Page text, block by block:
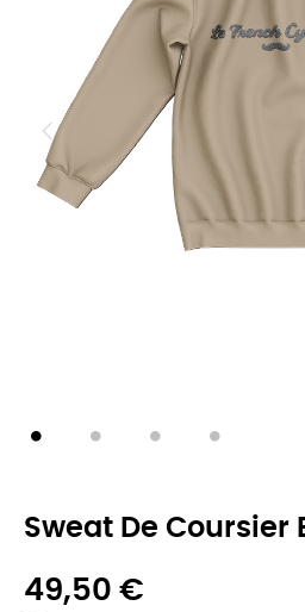
Sweat De Coursier
49,50 €